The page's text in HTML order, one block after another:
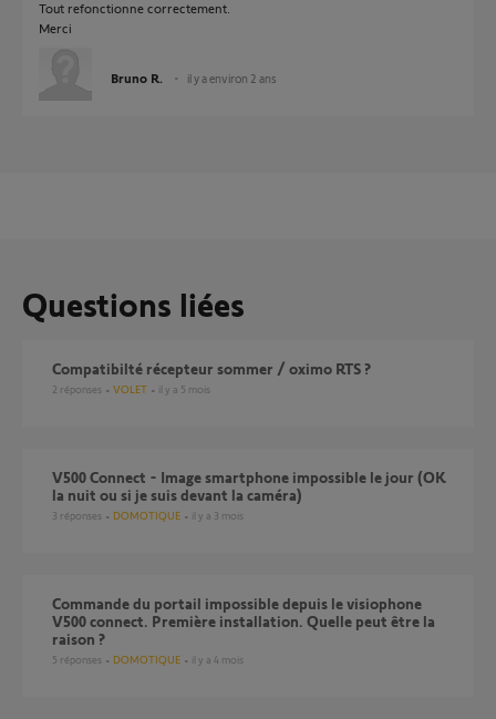
Tout refonctionne correctement.
Merci
Bruno R. il y a environ 2 ans
Questions liées
Compatibilté récepteur sommer / oximo RTS ?
2 réponses VOLET il y a 5 mois
V500 Connect - Image smartphone impossible le jour (OK
la nuit ou si je suis devant la caméra)
3 réponses DOMOTIQUE il y a 3 mois
Commande du portail impossible depuis le visiophone
V500 connect. Première installation. Quelle peut être la
raison ?
5 réponses DOMOTIQUE il y a 4 mois